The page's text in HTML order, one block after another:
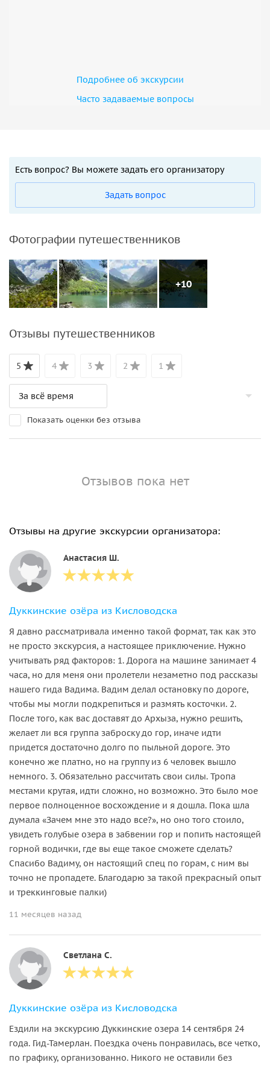
Подробнее об экскурсии
Часто задаваемые вопросы
Есть вопрос? Вы можете задать его организатору
Задать вопрос
Фотографии путешественников
+10
Отзывы путешественников
5 4 3 2 1
Показать оценки без отзыва
Отзывов пока нет
Отзывы на другие экскурсии организатора:
Анастасия Ш.
Дуккинские озёра из Кисловодска
Я давно рассматривала именно такой формат, так как это
не просто экскурсия, а настоящее приключение. Нужно
учитывать ряд факторов: 1. Дорога на машине занимает 4
часа, но для меня они пролетели незаметно под рассказы
нашего гида Вадима. Вадим делал остановку по дороге,
чтобы мы могли подкрепиться и размять косточки. 2.
После того, как вас доставят до Архыза, нужно решить,
желает ли вся группа заброску до гор, иначе идти
придется достаточно долго по пыльной дороге. Это
конечно же платно, но на группу из 6 человек вышло
немного. 3. Обязательно рассчитать свои силы. Тропа
местами крутая, идти сложно, но возможно. Это было мое
первое полноценное восхождение и я дошла. Пока шла
думала «Зачем мне это надо все?», но оно того стоило,
увидеть голубые озера в забвении гор и попить настоящей
горной водички, где вы еще такое сможете сделать?
Спасибо Вадиму, он настоящий спец по горам, с ним вы
точно не пропадете. Благодарю за такой прекрасный опыт
и треккинговые палки)
11 месяцев назад
Светлана С.
Дуккинские озёра из Кисловодска
Ездили на экскурсию Дуккинские озера 14 сентября 24
года. Гид-Тамерлан. Поездка очень понравилась, все четко,
по графику, организованно. Никого не оставили без